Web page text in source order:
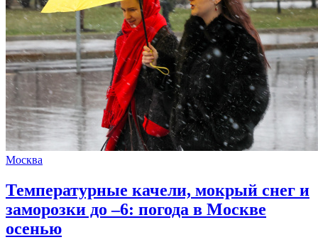
Москва
Температурные качели, мокрый снег и
заморозки до –6: погода в Москве
осенью